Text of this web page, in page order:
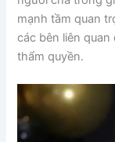
mạnh tầm quan
các bên liên
thẩm quyền.